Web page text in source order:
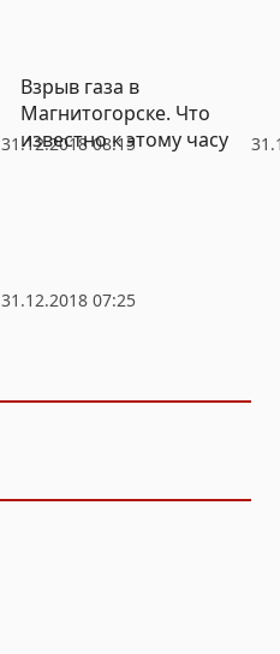
среды
31.12.2018 08:15
Взрыв газа в
Магнитогорске. Что
известно к этому часу
31.12.2018 07:25